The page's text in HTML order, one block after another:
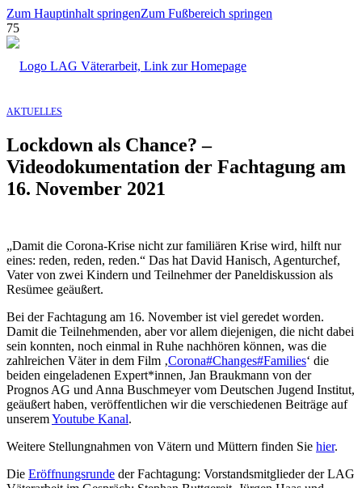
Zum Hauptinhalt springenZum Fußbereich springen
AKTUELLES
Lockdown als Chance? –
Videodokumentation der Fachtagung am
16. November 2021
„Damit die Corona-Krise nicht zur familiären Krise wird, hilft nur
eines: reden, reden, reden.“ Das hat David Hanisch, Agenturchef,
Vater von zwei Kindern und Teilnehmer der Paneldiskussion als
Resümee geäußert.
Bei der Fachtagung am 16. November ist viel geredet worden.
Damit die Teilnehmenden, aber vor allem diejenigen, die nicht dabei
sein konnten, noch einmal in Ruhe nachhören können, was die
zahlreichen Väter in dem Film ‚Corona#Changes#Families‘ die
beiden eingeladenen Expert*innen, Jan Braukmann von der
Prognos AG und Anna Buschmeyer vom Deutschen Jugend Institut,
geäußert haben, veröffentlichen wir die verschiedenen Beiträge auf
unseremYoutube Kanal.
Weitere Stellungnahmen von Vätern und Müttern finden Sie hier.
Die Eröffnungsrunde der Fachtagung: Vorstandsmitglieder der LAG